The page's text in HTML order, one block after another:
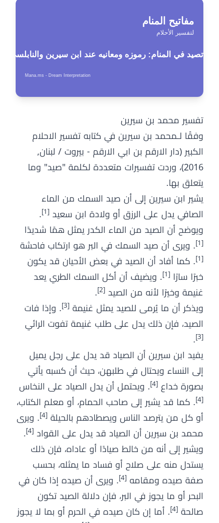
تفسير محمد بن سيرين
وفقًا لـمحمد بن سيرين في كتابه تفسير الاحلام
الكبير (دار الارقم بن ابي الارقم - بيروت / لبنان,
2016)، وردت تفسيرات متعددة لكلمة "صيد" وما
يتعلق بها.
يشير ابن سيرين إلى أن صيد السمك من الماء
الصافي يدل على الرزق أو ولادة ابن سعيد [1]
.
ويوضح أن الصيد من الماء الكدر يمثل همًا شديدًا
[1] . ويرى أن صيد السمك في البر هو ارتكاب فاحشة
[1] . كما أفاد أن الصيد في بعض الأحيان قد يكون
خبرًا سارًا [1] . ويضيف أن أكل السمك الطري يعد
غنيمة وخيرًا لأنه من الصيد [2]
.
ويذكر أن ما يُرمى للصيد يمثل غنيمة [3] . وإذا فات
الصيد، فإن ذلك يدل على طلب غنيمة تفوت الرائي
[3]
.
يفيد ابن سيرين أن الصياد قد يدل على رجل يميل
إلى النساء ويحتال في طلبهن، حيث أن كسبه يأتي
بصورة خداع [4] . ويحتمل أن يدل الصياد على النخاس
[4] . كما قد يشير إلى صاحب الحمام، أو معلم الكتاب،
أو كل من يترصد الناس ويصطادهم بالحيلة [4] . ويرى
محمد بن سيرين أن الصياد قد يدل على القواد [4]
.
ويشير إلى أنه من خالط صيادًا أو عاداه، فإن ذلك
يستدل منه على صلاح أو فساد ما يمثله، بحسب
صفة صيده ومقامه [4] . ويرى أن صيده إذا كان في
البحر أو ما يجوز في البر، فإن دلالة الصيد تكون
صالحة [4] . أما إن كان صيده في الحرم أو بما لا يجوز